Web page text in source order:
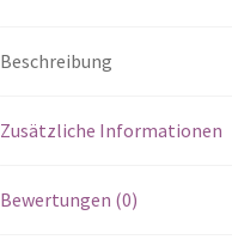
Beschreibung
Zusätzliche Informationen
Bewertungen (0)